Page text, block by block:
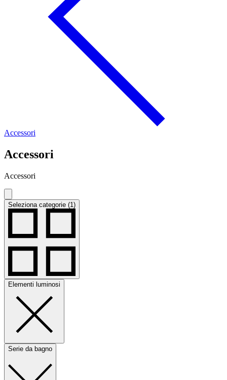
Accessori
Accessori
Accessori
Seleziona categorie (1)
Elementi luminosi
Serie da bagno